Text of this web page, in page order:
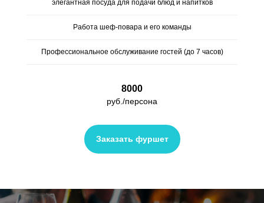
элегантная посуда для подачи блюд и напитков
Работа шеф-повара и его команды
Профессиональное обслуживание гостей (до 7 часов)
8000
руб./персона
Заказать фуршет